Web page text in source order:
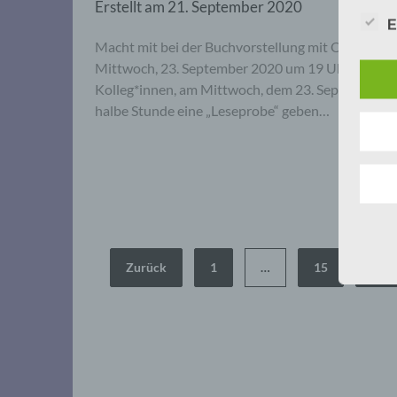
Erstellt am 21. September 2020
Macht mit bei der Buchvorstellung mit Online-
Mittwoch, 23. September 2020 um 19 Uhr Unser
Kolleg*innen, am Mittwoch, dem 23. September
halbe Stunde eine „Leseprobe“ geben…
Seitennummerierung
Zurück 1 … 15